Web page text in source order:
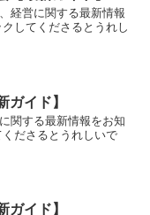
経営に関する最新情報
してくださるとうれし
ガイド】
関する最新情報をお知
ださるとうれしいで
ガイド】